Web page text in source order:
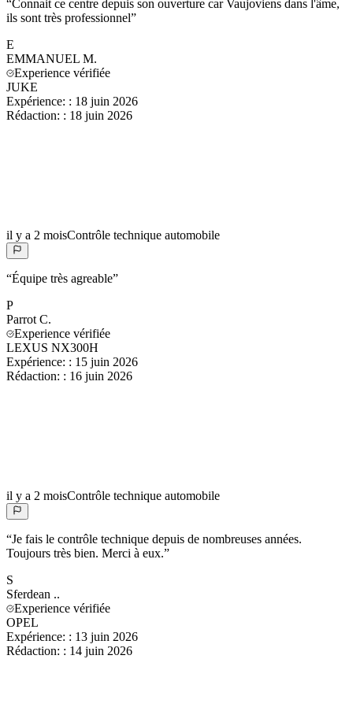
“Connait ce centre depuis son ouverture car Vaujoviens dans l'âme,
ils sont très professionnel”
E
EMMANUEL M.
Experience vérifiée
JUKE
Expérience: : 18 juin 2026
Rédaction: : 18 juin 2026
il y a 2 moisContrôle technique automobile
“Équipe très agreable”
P
Parrot C.
Experience vérifiée
LEXUS NX300H
Expérience: : 15 juin 2026
Rédaction: : 16 juin 2026
il y a 2 moisContrôle technique automobile
“Je fais le contrôle technique depuis de nombreuses années.
Toujours très bien. Merci à eux.”
S
Sferdean ..
Experience vérifiée
OPEL
Expérience: : 13 juin 2026
Rédaction: : 14 juin 2026